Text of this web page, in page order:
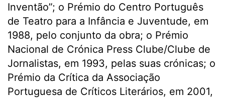
Inventão”; o Prémio do Centro Português
de Teatro para a Infância e Juventude, em
1988, pelo conjunto da obra; o Prémio
Nacional de Crónica Press Clube/Clube de
Jornalistas, em 1993, pelas suas crónicas; o
Prémio da Crítica da Associação
Portuguesa de Críticos Literários, em 2001,